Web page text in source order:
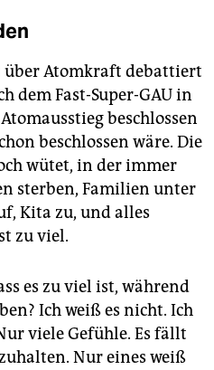
Atomkraft debattiert
dem Fast-Super-GAU in
beschlossen
beschlossen wäre. Die
wütet, in der immer
sterben, Familien unter
Kita zu, und alles
zu viel.
es zu viel ist, während
Ich weiß es nicht. Ich
viele Gefühle. Es fällt
Nur eines weiß